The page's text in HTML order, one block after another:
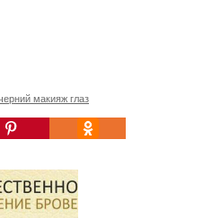
макияж глаз